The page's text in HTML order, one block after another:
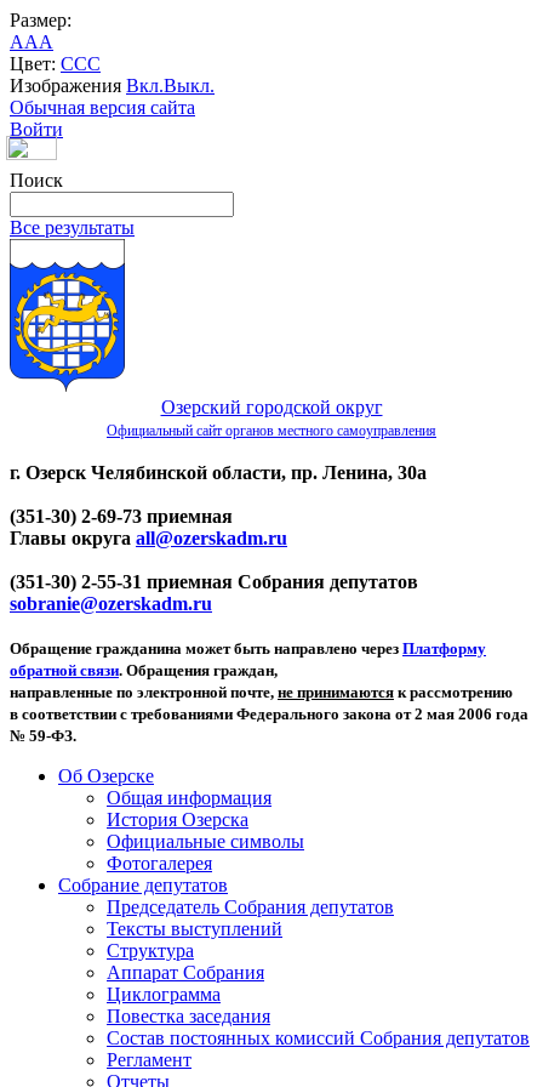
Размер:
AAA
Цвет: CCC
Изображения Вкл.Выкл.
Обычная версия сайта
Войти
Поиск
Все результаты
Озерский городской округ
Официальный сайт органов местного самоуправления
г. Озерск Челябинской области, пр. Ленина, 30а
(351-30) 2-69-73 приемная
Главы округа all@ozerskadm.ru
(351-30) 2-55-31 приемная Собрания депутатов
sobranie@ozerskadm.ru
Обращение гражданина может быть направлено через Платформу
обратной связи. Обращения граждан,
направленные по электронной почте, не принимаются к рассмотрению
в соответствии с требованиями Федерального закона от 2 мая 2006 года
№ 59-ФЗ.
Об Озерске
Общая информация
История Озерска
Официальные символы
Фотогалерея
Собрание депутатов
Председатель Собрания депутатов
Тексты выступлений
Структура
Аппарат Собрания
Циклограмма
Повестка заседания
Состав постоянных комиссий Собрания депутатов
Регламент
Отчеты